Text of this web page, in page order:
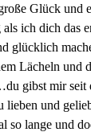
Glück und
ich dich das
glücklich
Lächeln und
gibst mir seit
lieben und
so lange und